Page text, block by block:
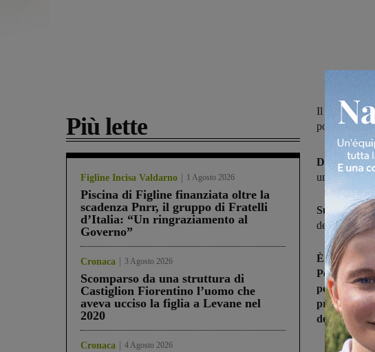
Più lette
Figline Incisa Valdarno 1 Agosto 2026
Piscina di Figline finanziata oltre la
scadenza Pnrr, il gruppo di Fratelli
d’Italia: “Un ringraziamento al
Governo”
Cronaca 3 Agosto 2026
Scomparso da una struttura di
Castiglion Fiorentino l’uomo che
aveva ucciso la figlia a Levane nel
2020
Cronaca 4 Agosto 2026
Il dramma si
portato alla
Dramma a
un cancello
Sul posto
dei soccorsi
È stato
Pegaso
permesso
predisposta
della